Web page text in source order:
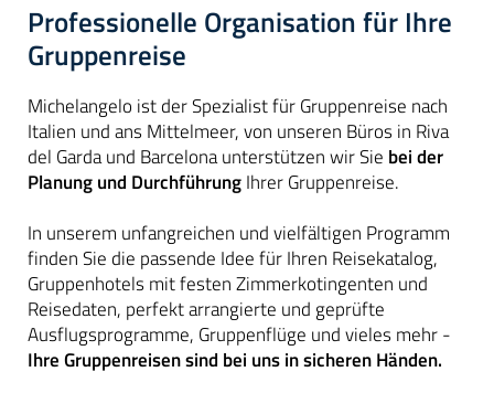
Professionelle Organisation für Ihre
Gruppenreise
Michelangelo ist der Spezialist für Gruppenreise nach
Italien und ans Mittelmeer, von unseren Büros in Riva
del Garda und Barcelona unterstützen wir Sie bei der
Planung und DurchführungIhrer Gruppenreise.
In unserem unfangreichen und vielfältigen Programm
finden Sie die passende Idee für Ihren Reisekatalog,
Gruppenhotels mit festen Zimmerkotingenten und
Reisedaten, perfekt arrangierte und geprüfte
Ausflugsprogramme, Gruppenflüge und vieles mehr -
Ihre Gruppenreisen sind bei uns in sicheren Händen.